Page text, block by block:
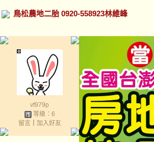
鳥松農地二胎 0920-558923林維峰
vf979p
等級：6
留言｜ 加入好友